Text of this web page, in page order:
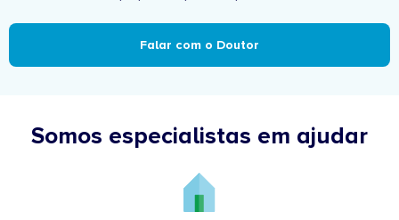
Falar com o Doutor
Somos especialistas em ajudar